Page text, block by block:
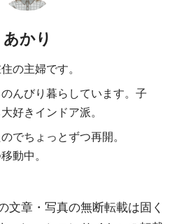
あかり
の主婦です。
んびり暮らしています。子
好きインドア派。
でちょっとずつ再開。
動中。
文章・写真の無断転載は固く